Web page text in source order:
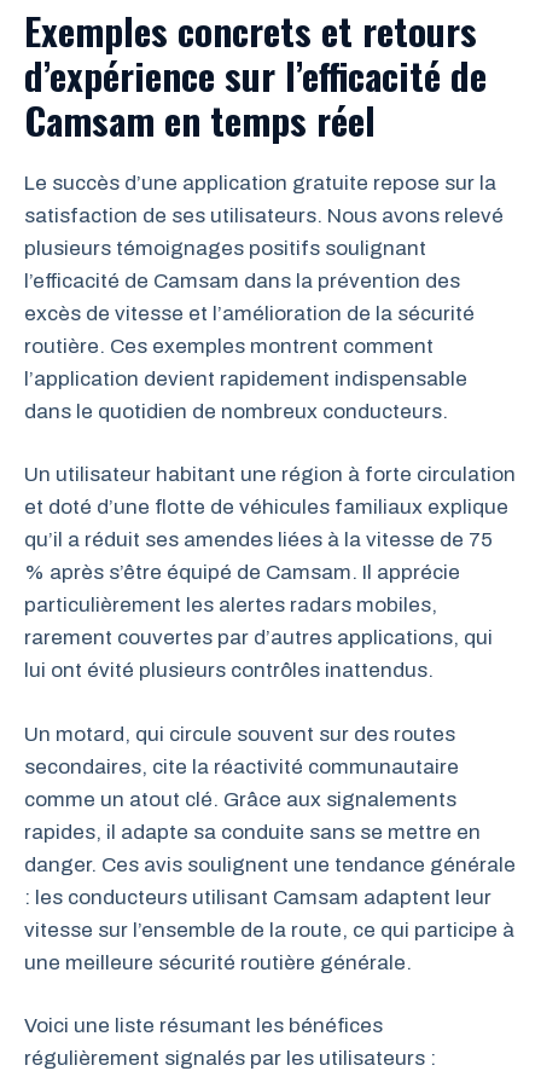
Exemples concrets et retours
d’expérience sur l’efficacité de
Camsam en temps réel
Le succès d’une application gratuite repose sur la
satisfaction de ses utilisateurs. Nous avons relevé
plusieurs témoignages positifs soulignant
l’efficacité de Camsam dans la prévention des
excès de vitesse et l’amélioration de la sécurité
routière. Ces exemples montrent comment
l’application devient rapidement indispensable
dans le quotidien de nombreux conducteurs.
Un utilisateur habitant une région à forte circulation
et doté d’une flotte de véhicules familiaux explique
qu’il a réduit ses amendes liées à la vitesse de 75
% après s’être équipé de Camsam. Il apprécie
particulièrement les alertes radars mobiles,
rarement couvertes par d’autres applications, qui
lui ont évité plusieurs contrôles inattendus.
Un motard, qui circule souvent sur des routes
secondaires, cite la réactivité communautaire
comme un atout clé. Grâce aux signalements
rapides, il adapte sa conduite sans se mettre en
danger. Ces avis soulignent une tendance générale
: les conducteurs utilisant Camsam adaptent leur
vitesse sur l’ensemble de la route, ce qui participe à
une meilleure sécurité routière générale.
Voici une liste résumant les bénéfices
régulièrement signalés par les utilisateurs :